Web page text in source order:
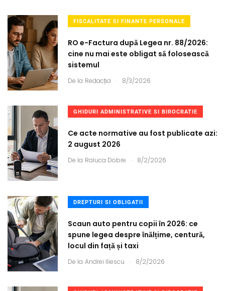
FISCALITATE SI FINANTE PERSONALE
RO e-Factura după Legea nr. 88/2026:
cine nu mai este obligat să folosească
sistemul
De la Redacția . 8/3/2026
GHIDURI ADMINISTRATIVE SI BIROCRATIE
Ce acte normative au fost publicate azi:
2 august 2026
De la Raluca Dobre . 8/2/2026
DREPTURI SI OBLIGATII
Scaun auto pentru copii în 2026: ce
spune legea despre înălțime, centură,
locul din față și taxi
De la Andrei Iliescu . 8/2/2026